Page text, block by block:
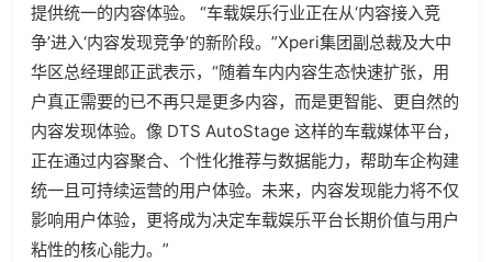
提供统一的内容体验。 “车载娱乐行业正在从‘内容接入竞
争’进入‘内容发现竞争’的新阶段。”Xperi集团副总裁及大中
华区总经理郎正武表示，“随着车内内容生态快速扩张，用
户真正需要的已不再只是更多内容，而是更智能、更自然的
内容发现体验。像 DTS AutoStage 这样的车载媒体平台，
正在通过内容聚合、个性化推荐与数据能力，帮助车企构建
统一且可持续运营的用户体验。未来，内容发现能力将不仅
影响用户体验，更将成为决定车载娱乐平台长期价值与用户
粘性的核心能力。”